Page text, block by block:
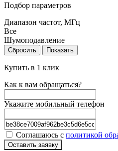
Подбор параметров
Диапазон частот, МГц
Все
Шумоподавление
Сбросить Показать
Купить в 1 клик
Как к вам обращаться?
Укажите мобильный телефон
Соглашаюсь с политикой
Оставить заявку